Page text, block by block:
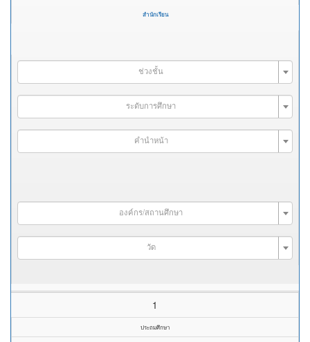
สำนักเรียน
ช่วงชั้น
ระดับการศึกษา
คำนำหน้า
องค์กร/สถานศึกษา
วัด
1
ประถมศึกษา